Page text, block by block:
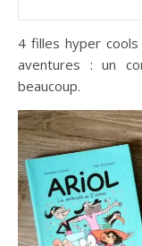
4 filles hyper
aventures : un
beaucoup.